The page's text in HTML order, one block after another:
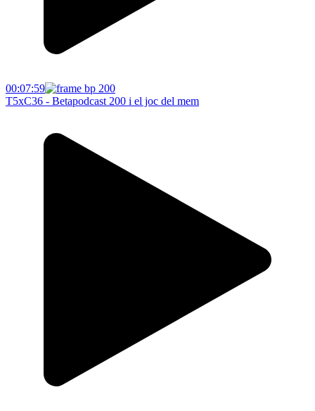
00:07:59
T5xC36 - Betapodcast 200 i el joc del mem